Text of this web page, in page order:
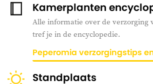
Kamerplanten
Alle informatie over de verzorging
tref je in de encyclopedie.
Peperomia verzorgingstips
Standplaats